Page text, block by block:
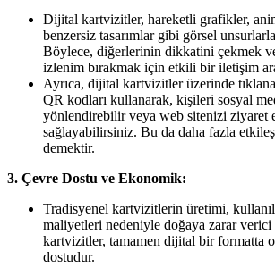
Dijital kartvizitler, hareketli grafikler,
benzersiz tasarımlar gibi görsel
Böylece, diğerlerinin dikkatini çekmek
izlenim bırakmak için etkili bir iletişim
Ayrıca, dijital kartvizitler üzerinde
QR kodları kullanarak, kişileri sosyal
yönlendirebilir veya web sitenizi ziyaret
sağlayabilirsiniz. Bu da daha fazla
demektir.
3. Çevre Dostu ve Ekonomik:
Tradisyenel kartvizitlerin üretimi,
maliyetleri nedeniyle doğaya zarar
kartvizitler, tamamen dijital bir formatta
dostudur.